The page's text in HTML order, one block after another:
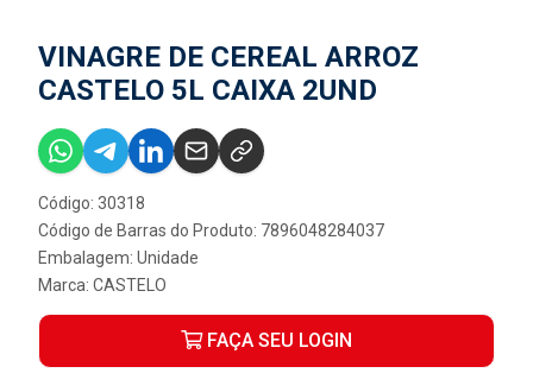
VINAGRE DE CEREAL ARROZ
CASTELO 5L CAIXA 2UND
Código: 30318
Código de Barras do Produto: 7896048284037
Embalagem: Unidade
Marca: CASTELO
FAÇA SEU LOGIN